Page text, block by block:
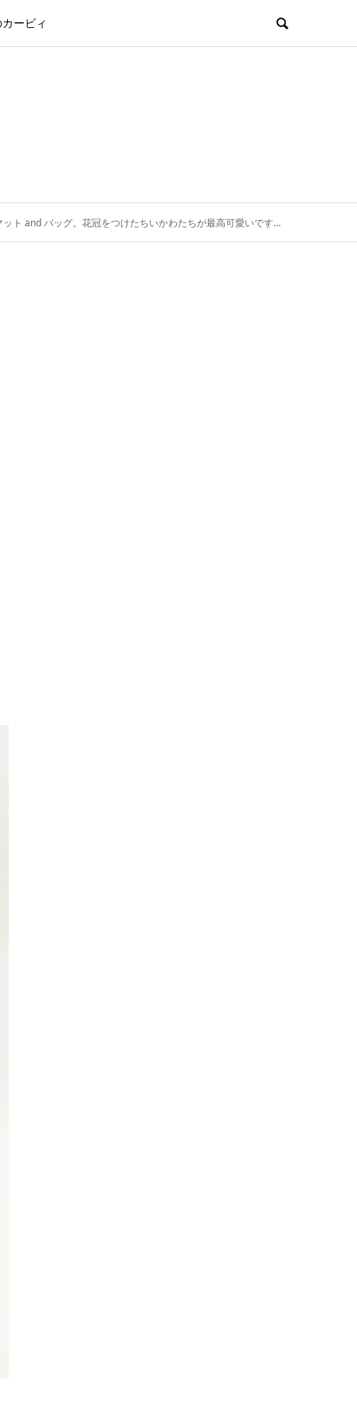
ービィ
ト and バッグ。花冠をつけたちいかわたちが最高可愛いです。